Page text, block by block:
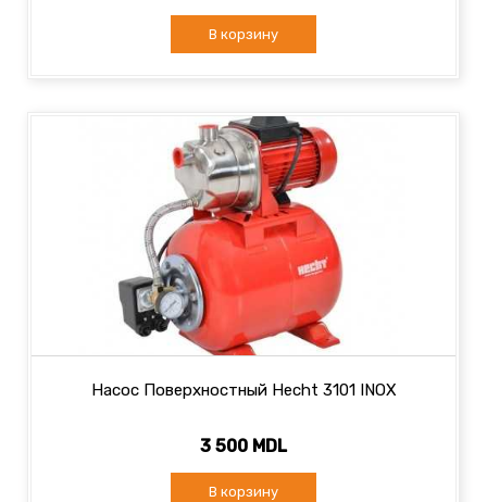
В корзину
Насос Поверхностный Hecht 3101 INOX
3 500 MDL
В корзину